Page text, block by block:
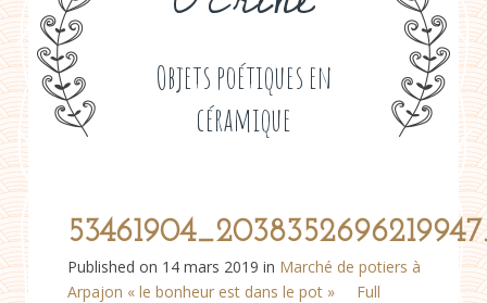
Objets poétiques en
céramique
Published on 14 mars 2019 in Marché de potiers à
Arpajon « le bonheur est dans le pot »
Full